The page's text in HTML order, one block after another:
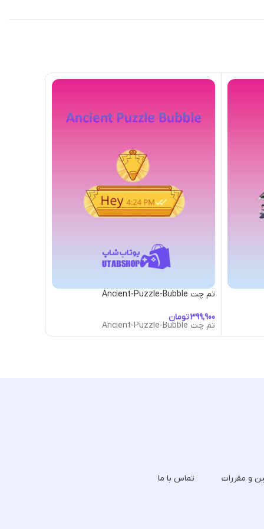
تم چت Ancient-Puzzle-Bubble
تومان
تم چت Ancient-Puzzle-Bubble
و مقررات تماس با ما